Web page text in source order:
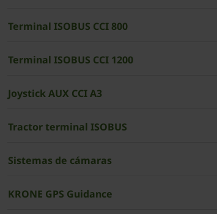
Terminal ISOBUS CCI 800
Terminal ISOBUS CCI 1200
Joystick AUX CCI A3
Tractor terminal ISOBUS
Sistemas de cámaras
KRONE GPS Guidance